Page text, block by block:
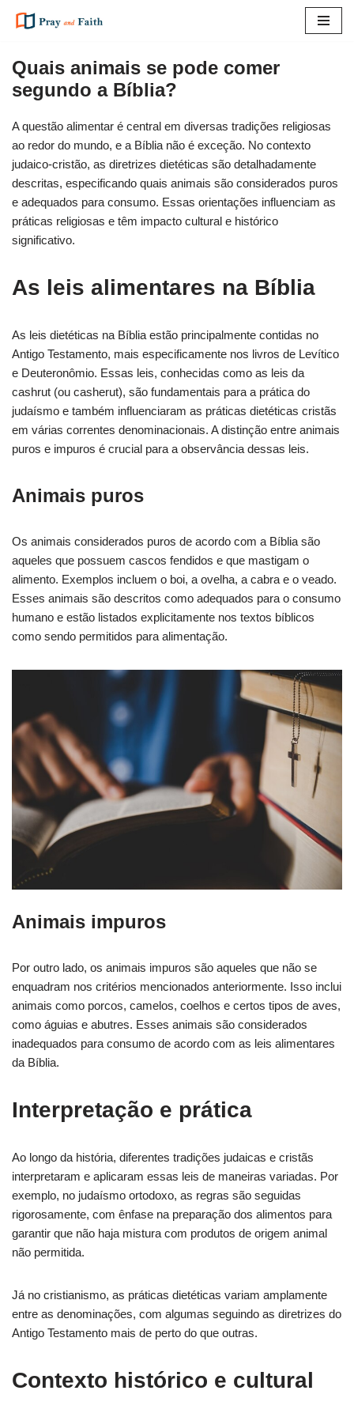
para
conteúdo
Quais animais se pode comer
segundo a Bíblia?
A questão alimentar é central em diversas tradições religiosas
ao redor do mundo, e a Bíblia não é exceção. No contexto
judaico-cristão, as diretrizes dietéticas são detalhadamente
descritas, especificando quais animais são considerados puros
e adequados para consumo. Essas orientações influenciam as
práticas religiosas e têm impacto cultural e histórico
significativo.
As leis alimentares na Bíblia
As leis dietéticas na Bíblia estão principalmente contidas no
Antigo Testamento, mais especificamente nos livros de Levítico
e Deuteronômio. Essas leis, conhecidas como as leis da
cashrut (ou casherut), são fundamentais para a prática do
judaísmo e também influenciaram as práticas dietéticas cristãs
em várias correntes denominacionais. A distinção entre animais
puros e impuros é crucial para a observância dessas leis.
Animais puros
Os animais considerados puros de acordo com a Bíblia são
aqueles que possuem cascos fendidos e que mastigam o
alimento. Exemplos incluem o boi, a ovelha, a cabra e o veado.
Esses animais são descritos como adequados para o consumo
humano e estão listados explicitamente nos textos bíblicos
como sendo permitidos para alimentação.
Animais impuros
Por outro lado, os animais impuros são aqueles que não se
enquadram nos critérios mencionados anteriormente. Isso inclui
animais como porcos, camelos, coelhos e certos tipos de aves,
como águias e abutres. Esses animais são considerados
inadequados para consumo de acordo com as leis alimentares
da Bíblia.
Interpretação e prática
Ao longo da história, diferentes tradições judaicas e cristãs
interpretaram e aplicaram essas leis de maneiras variadas. Por
exemplo, no judaísmo ortodoxo, as regras são seguidas
rigorosamente, com ênfase na preparação dos alimentos para
garantir que não haja mistura com produtos de origem animal
não permitida.
Já no cristianismo, as práticas dietéticas variam amplamente
entre as denominações, com algumas seguindo as diretrizes do
Antigo Testamento mais de perto do que outras.
Contexto histórico e cultural